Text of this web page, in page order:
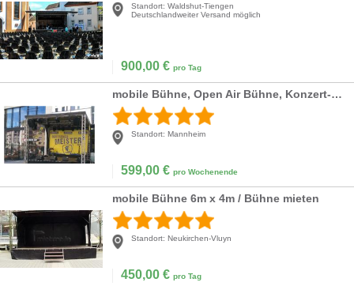
Standort: Waldshut-Tiengen
Deutschlandweiter Versand möglich
900,00 € pro Tag
mobile Bühne, Open Air Bühne, Konzert-Bühne 6x5m
Standort: Mannheim
599,00 € pro Wochenende
mobile Bühne 6m x 4m / Bühne mieten
Standort: Neukirchen-Vluyn
450,00 € pro Tag